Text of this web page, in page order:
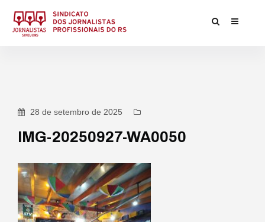
28 de setembro de 2025
IMG-20250927-WA0050